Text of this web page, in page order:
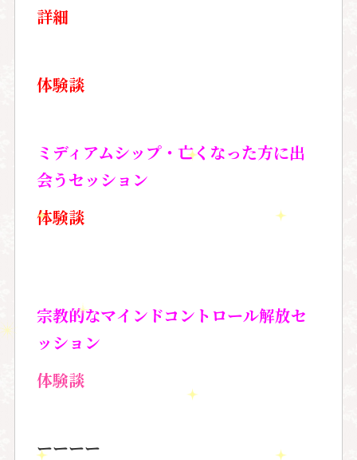
詳細
体験談
ミディアムシップ・亡くなった方に出
会うセッション
体験談
宗教的なマインドコントロール解放セ
ッション
体験談
ーーーー